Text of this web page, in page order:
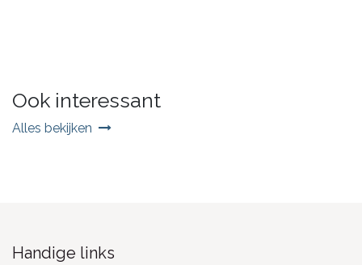
Ook interessant
Alles bekijken
Handige links